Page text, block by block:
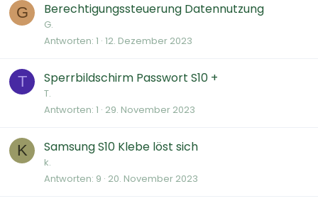
G Berechtigungssteuerung Datennutzung
G.
Antworten 1 12. Dezember 2023
T Sperrbildschirm Passwort S10 +
T.
Antworten 1 29. November 2023
K Samsung S10 Klebe löst sich
k.
Antworten 9 20. November 2023